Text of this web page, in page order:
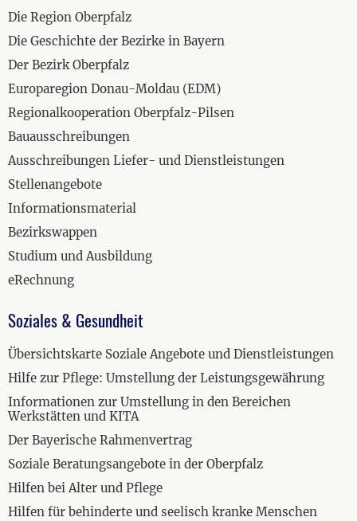
Die Region Oberpfalz
Die Geschichte der Bezirke in Bayern
Der Bezirk Oberpfalz
Europaregion Donau-Moldau (EDM)
Regionalkooperation Oberpfalz-Pilsen
Bauausschreibungen
Ausschreibungen Liefer- und Dienstleistungen
Stellenangebote
Informationsmaterial
Bezirkswappen
Studium und Ausbildung
eRechnung
Soziales & Gesundheit
Übersichtskarte Soziale Angebote und Dienstleistungen
Hilfe zur Pflege: Umstellung der Leistungsgewährung
Informationen zur Umstellung in den Bereichen
Werkstätten und KITA
Der Bayerische Rahmenvertrag
Soziale Beratungsangebote in der Oberpfalz
Hilfen bei Alter und Pflege
Hilfen für behinderte und seelisch kranke Menschen